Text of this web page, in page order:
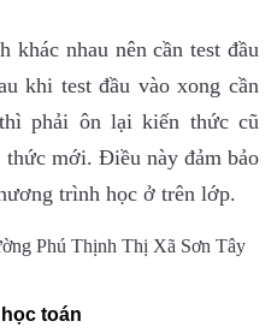
khác nhau nên cần test đầu
khi test đầu vào xong cần
phải ôn lại kiến thức cũ
mới. Điều này đảm bảo
trình học ở trên lớp.
toán